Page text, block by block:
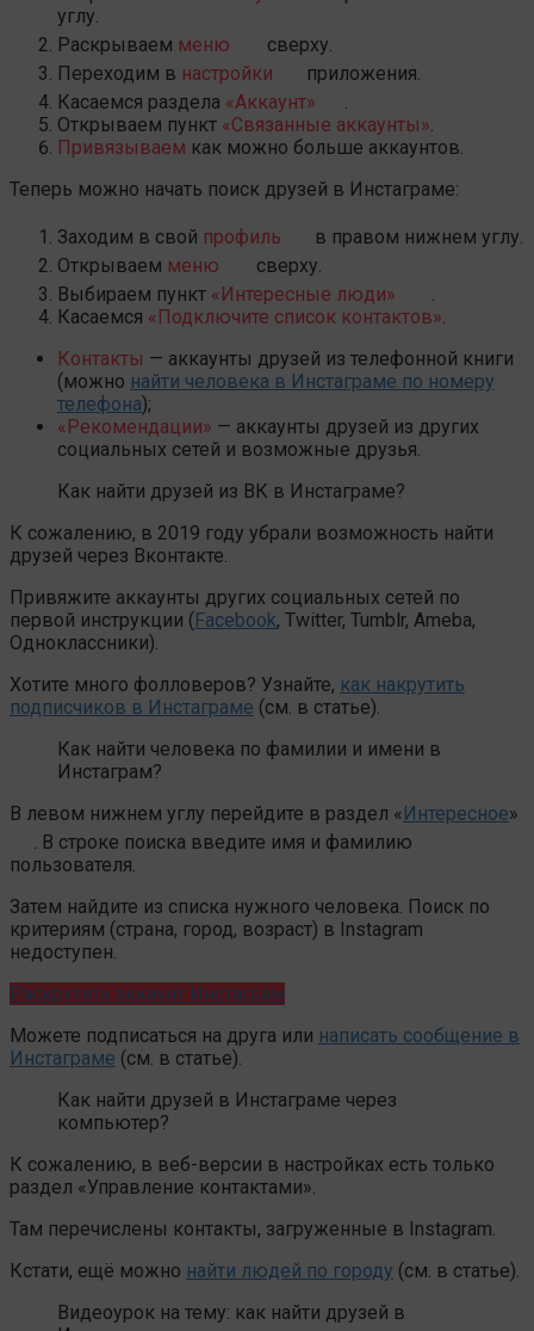
углу.
Раскрываем меню
сверху.
Переходим в настройки
приложения.
Касаемся раздела «Аккаунт»
Открываем пункт «Связанные аккаунты»
Привязываем как можно больше аккаунтов.
Теперь можно начать поиск друзей в Инстаграме:
Заходим в свой профиль
в правом нижнем углу.
Открываем меню
сверху.
Выбираем пункт «Интересные люди»
Касаемся «Подключите список контактов»
Контакты — аккаунты друзей из телефонной книги
(можно найти человека в Инстаграме по номеру
телефона);
«Рекомендации» — аккаунты друзей из других
социальных сетей и возможные друзья.
Как найти друзей из ВК в Инстаграме?
К сожалению, в 2019 году убрали возможность найти
друзей через Вконтакте.
Привяжите аккаунты других социальных сетей по
первой инструкции (Facebook, Twitter, Tumblr, Ameba,
Одноклассники).
Хотите много фолловеров? Узнайте, как накрутить
подписчиков в Инстаграме (см. в статье).
Как найти человека по фамилии и имени в
Инстаграм?
В левом нижнем углу перейдите в раздел «Интересное»
. В строке поиска введите имя и фамилию
пользователя.
Затем найдите из списка нужного человека. Поиск по
критериям (страна, город, возраст) в Instagram
недоступен.
Раскрутить аккаунт Инстаграм
Можете подписаться на друга или написать сообщение в
Инстаграме (см. в статье).
Как найти друзей в Инстаграме через
компьютер?
К сожалению, в веб-версии в настройках есть только
раздел «Управление контактами».
Там перечислены контакты, загруженные в Instagram.
Кстати, ещё можно найти людей по городу (см. в статье).
Видеоурок на тему: как найти друзей в